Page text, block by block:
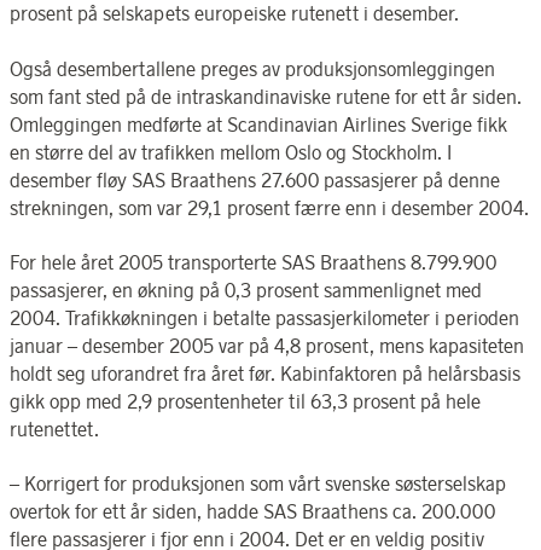
prosent på selskapets europeiske rutenett i desember.
Også desembertallene preges av produksjonsomleggingen
som fant sted på de intraskandinaviske rutene for ett år siden.
Omleggingen medførte at Scandinavian Airlines Sverige fikk
en større del av trafikken mellom Oslo og Stockholm. I
desember fløy SAS Braathens 27.600 passasjerer på denne
strekningen, som var 29,1 prosent færre enn i desember 2004.
For hele året 2005 transporterte SAS Braathens 8.799.900
passasjerer, en økning på 0,3 prosent sammenlignet med
2004. Trafikkøkningen i betalte passasjerkilometer i perioden
januar – desember 2005 var på 4,8 prosent, mens kapasiteten
holdt seg uforandret fra året før. Kabinfaktoren på helårsbasis
gikk opp med 2,9 prosentenheter til 63,3 prosent på hele
rutenettet.
– Korrigert for produksjonen som vårt svenske søsterselskap
overtok for ett år siden, hadde SAS Braathens ca. 200.000
flere passasjerer i fjor enn i 2004. Det er en veldig positiv